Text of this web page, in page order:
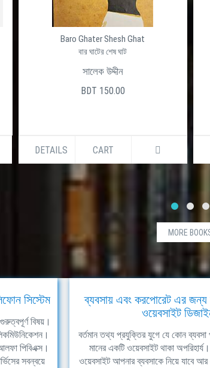
Baro Ghater Shesh Ghat
বার ঘাটের শেষ ঘাট
সালেক উদ্দীন
BDT 150.00
DETAILS CART
MORE
সিস্টেম
বিষয়।
পিবিএক্স।
সবন্বয়ে
ব্যবসায় এবং করপোরেট এর জন্য
ওয়েবসাইট
বর্তমান তথ্য প্রযুক্তির যুগে যে কোন ব্যবসা
মানের একটি ওয়েবসাইট থাকা
ওয়েবসাইট আপনার ব্যবসাকে নিয়ে যাবে